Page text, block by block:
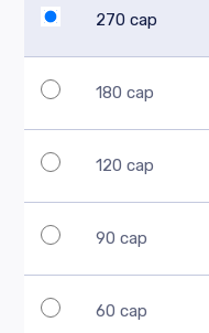
270 cap
180 cap
120 cap
90 cap
60 cap